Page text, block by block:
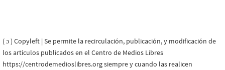
( ɔ ) Copyleft | Se permite la recirculación, publicación, y modificación de
los artículos publicados en el Centro de Medios Libres
https://centrodemedioslibres.org siempre y cuando las realicen